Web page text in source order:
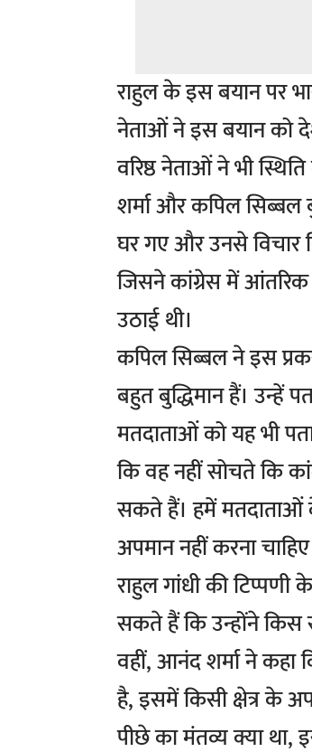
राहुल के इस बयान पर
नेताओं ने इस बयान को
वरिष्ठ नेताओं ने भी
शर्मा और कपिल सिब्बल
घर गए और उनसे विचार
जिसने कांग्रेस में आंतरिक
उठाई थी।
कपिल सिब्बल ने इस
बहुत बुद्धिमान हैं। उन्हें
मतदाताओं को यह भी
कि वह नहीं सोचते कि
सकते हैं। हमें मतदाताओं
अपमान नहीं करना
राहुल गांधी की टिप्पणी
सकते हैं कि उन्होंने किस
वहीं, आनंद शर्मा ने कहा
है, इसमें किसी क्षेत्र के
पीछे का मंतव्य क्या था,